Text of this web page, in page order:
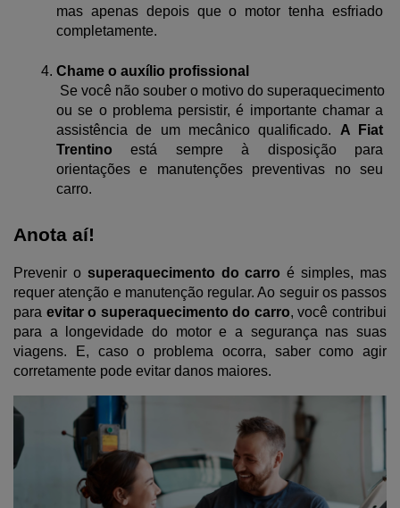
mas apenas depois que o motor tenha esfriado
completamente.
Chame o auxílio profissional
ou se o problema persistir, é importante chamar a
assistência de um mecânico qualificado. A Fiat
Trentino está sempre à disposição para
orientações e manutenções preventivas no seu
carro.
Anota aí!
Prevenir o superaquecimento do carro é simples, mas
requer atenção e manutenção regular. Ao seguir os passos
para evitar o superaquecimento do carro, você contribui
para a longevidade do motor e a segurança nas suas
viagens. E, caso o problema ocorra, saber como agir
corretamente pode evitar danos maiores.